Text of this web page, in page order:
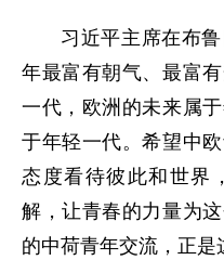
习近平主席在布
年最富有朝气、最富
一代，欧洲的未来属
于年轻一代。希望中
态度看待彼此和世界
解，让青春的力量为
的中荷青年交流，正是